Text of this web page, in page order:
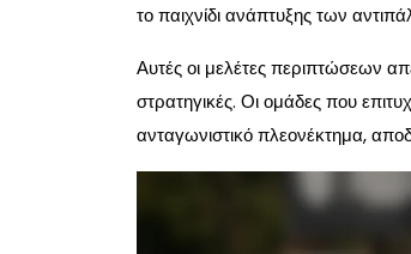
το παιχνίδι ανάπτυξης των
Αυτές οι μελέτες περιπτώσεων
στρατηγικές. Οι ομάδες που
ανταγωνιστικό πλεονέκτημα,